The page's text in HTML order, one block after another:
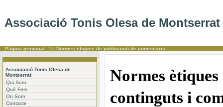
Associació Tonis Olesa de Montserrat
Pàgina principal >> Normes ètiques de publicació de comentaris
Associació Tonis Olesa de
Montserrat
Qui Som
Què Fem
On Som
Contacte
Normes
continguts i